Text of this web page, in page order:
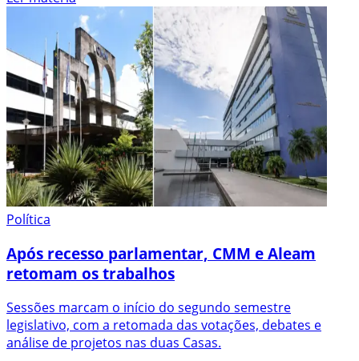
Política
Após recesso parlamentar, CMM e Aleam
retomam os trabalhos
Sessões marcam o início do segundo semestre
legislativo, com a retomada das votações, debates e
análise de projetos nas duas Casas.